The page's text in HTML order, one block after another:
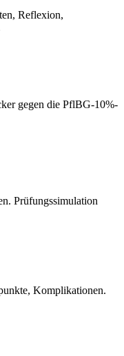
Reflexion,
gegen die PflBG-10%-
Prüfungssimulation
Komplikationen.